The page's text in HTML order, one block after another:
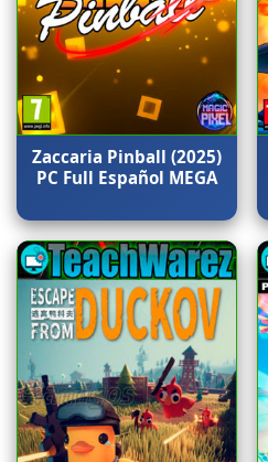
Zaccaria Pinball (2025)
PC Full Español MEGA